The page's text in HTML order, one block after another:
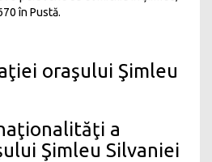
în Pustă.
oraşului Şimleu
a
Şimleu Silvaniei